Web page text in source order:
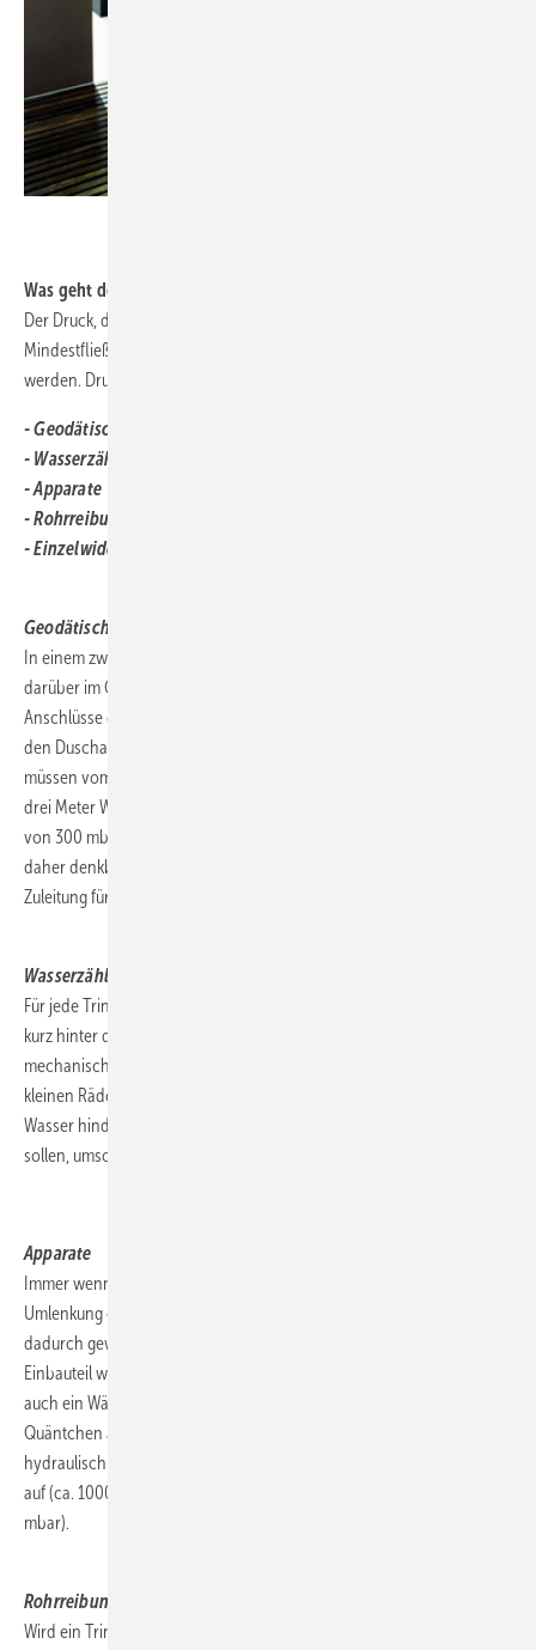
Was geht denn da so noch ab?
Der Druck, der übrig bleibt, wenn man vom Anschlussdruck den
Mindestfließdruck abzieht, darf dann in der Rohrleitung platt gemacht
werden. Druckfresser sind hier:
- Geodätische Höhe
- Wasserzähler
- Apparate
- Rohrreibung
- Einzelwiderstände
Geodätische Höhe
In einem zweigeschossigen Haus sei im Erdgeschoß und direkt
darüber im Obergeschoß jeweils eine Dusche installiert. Die
Anschlüsse der Dusche im Obergeschoß seien genau drei Meter über
den Duschanschlüssen des Erdgeschosses. Diese drei Meter an Höhe
müssen vom Wasser natürlich zusätzlich überwunden werden. Und
drei Meter Wassersäule (3 mWS) entsprechen nun mal einem Druck
von 300 mbar. Die Dusche im OG ist um 300 mbar benachteiligt. Es ist
daher denkbar, dass jeweils unterschiedliche Rohrquerschnitte als
Zuleitung für die beiden Duschen in Frage kommen.
Wasserzähler
Für jede Trinkwasserinstallation wird üblicherweise ein Wasserzähler
kurz hinter der Hauseinführung installiert. Dieser Zähler mit seinen
mechanischen Bauteilen stellt natürlich einen Widerstand dar. Um die
kleinen Rädchen zu drehen, wird Druck „verbraucht“. Und je mehr
Wasser hindurchfließt, je schneller sich die Rädchen also drehen
sollen, umso mehr Druck wird verbraten.
Apparate
Immer wenn Wasser auf seinem Weg durch ein Rohrnetz eine
Umlenkung oder Querschnittsminderung durchströmt, wird es
dadurch gewissermaßen ausgebremst. Also ist jedes mögliche
Einbauteil wie Filter, Enthärtungs-, Dosier-, Entsalzungsanlagen oder
auch ein Wärmetauscher als Widerstand zu betrachten, der sein
Quäntchen an Druck aufbraucht. Dabei weisen beispielsweise
hydraulisch geschaltete Durchlauferhitzer einen höheren Widerstand
auf (ca. 1000 mbar) als jene mit elektronischer Regelung (ca. 500
mbar).
Rohrreibung
Wird ein Trinkwasserrohr durchströmt, so reiben sich die